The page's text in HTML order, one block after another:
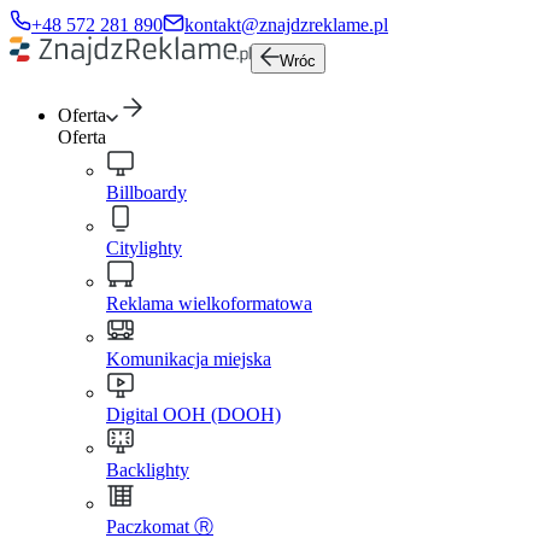
+48 572 281 890 kontakt@znajdzreklame.pl
Wróc
Oferta
Oferta
Billboardy
Citylighty
Reklama wielkoformatowa
Komunikacja miejska
Digital OOH (DOOH)
Backlighty
Paczkomat Ⓡ